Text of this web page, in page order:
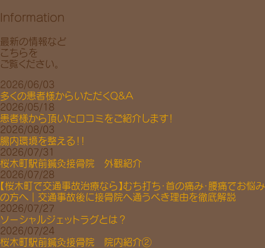
Information
最新の情報など
こちらを
ご覧ください。
2026/06/03
多くの患者様からいただくQ&A
2026/05/18
患者様から頂いた口コミをご紹介します！
2026/08/03
腸内環境を整える！！
2026/07/31
桜木町駅前鍼灸接骨院 外観紹介
2026/07/28
【桜木町で交通事故治療なら】むち打ち・首の痛み・腰痛でお悩み
の方へ｜交通事故後に接骨院へ通うべき理由を徹底解説
2026/07/27
ソーシャルジェットラグとは？
2026/07/24
桜木町駅前鍼灸接骨院 院内紹介②